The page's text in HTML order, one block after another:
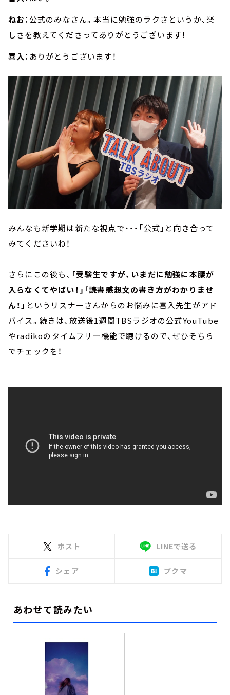
ねお： 公式のみなさん。本当に勉強のラクさというか、楽
しさを教えてくださってありがとうございます！
喜入： ありがとうございます！
みんなも新学期は新たな視点で・・・「公式」と向き合って
みてくださいね！
さらにこの後も、 「受験生ですが、いまだに勉強に本腰が
入らなくてやばい！」「読書感想文の書き方がわかりませ
ん！」 というリスナーさんからのお悩みに喜入先生がアド
バイス。続きは、放送後1週間TBSラジオの公式YouTube
やradikoのタイムフリー機能で聴けるので、ぜひそちら
でチェックを！
ポスト LINEで送る
シェア ブクマ
あわせて読みたい